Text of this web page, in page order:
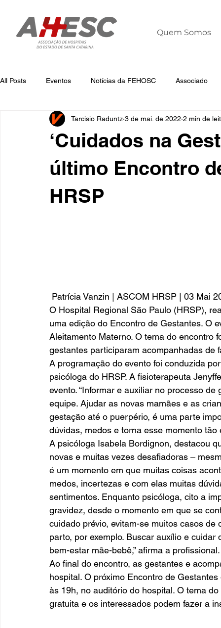
Quem Somos
All Posts Eventos Notícias da FEHOSC Associado
Notícias da AHESC Liderança Dia
‘Cuidados na
último Encontro
HRSP
Tarcisio Raduntz 3 de mai. de 2022 2 min de
Patrícia Vanzin | ASCOM HRSP | 03 Mai
O Hospital Regional São Paulo (HRSP),
uma edição do Encontro de Gestantes. O
Aleitamento Materno. O tema do encontro
gestantes participaram acompanhadas de
A programação do evento foi conduzida
psicóloga do HRSP. A fisioterapeuta
evento. “Informar e auxiliar no processo
equipe. Ajudar as novas mamães e as
gestação até o puerpério, é uma parte
dúvidas, medos e torna esse momento tão
A psicóloga Isabela Bordignon, destacou
novas e muitas vezes desafiadoras –
é um momento em que muitas coisas
medos, incertezas e com elas muitas
sentimentos. Enquanto psicóloga, cito a
gravidez, desde o momento em que se
cuidado prévio, evitam-se muitos casos
parto, por exemplo. Buscar auxílio e
bem-estar mãe-bebê,” afirma a
Ao final do encontro, as gestantes e
hospital. O próximo Encontro de
às 19h, no auditório do hospital. O tema
gratuita e os interessados podem fazer